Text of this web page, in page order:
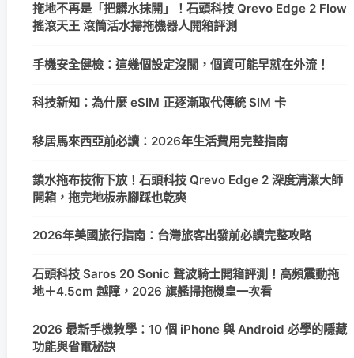
拖地不再是「把髒水抹開」！石頭科技 Qrevo Edge 2 Flow
搖滾天王 滾筒活水掃拖機器人開箱評測
手機安全健檢：這幾個設定沒關，個資可能早就在外流！
科技新知：為什麼 eSIM 正逐漸取代傳統 SIM 卡
移居馬來西亞前必讀：2026年生活費用完整指南
鎖水拖布技術下放！石頭科技 Qrevo Edge 2 深度清潔大師
開箱，拖完地板赤腳踩也乾爽
2026年美國旅行指南：台灣旅客出發前必讀完整攻略
石頭科技 Saros 20 Sonic 聲波騎士開箱評測！高頻震動拖
地＋4.5cm 越障，2026 旗艦掃拖機皇一次看
2026 最新手機教學：10 個 iPhone 與 Android 必學的隱藏
功能與省電秘訣